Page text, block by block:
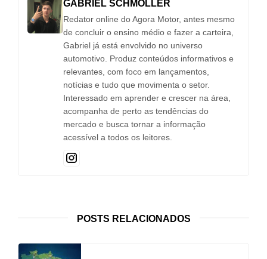
GABRIEL SCHMOLLER
Redator online do Agora Motor, antes mesmo
de concluir o ensino médio e fazer a carteira,
Gabriel já está envolvido no universo
automotivo. Produz conteúdos informativos e
relevantes, com foco em lançamentos,
notícias e tudo que movimenta o setor.
Interessado em aprender e crescer na área,
acompanha de perto as tendências do
mercado e busca tornar a informação
acessível a todos os leitores.
POSTS RELACIONADOS